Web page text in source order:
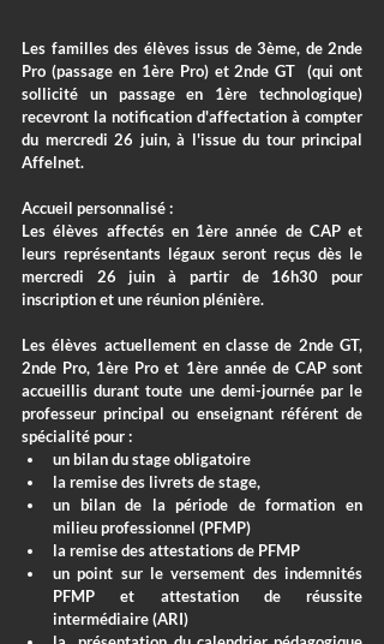
Les familles des élèves issus de 3ème, de 2nde
Pro (passage en 1ère Pro) et 2nde GT  (qui ont
sollicité un passage en 1ère technologique)
recevront la notification d'affectation à compter
du mercredi 26 juin, à l'issue du tour principal
Affelnet.
Accueil personnalisé :
Les élèves affectés en 1ère année de CAP et
leurs représentants légaux seront reçus dès le
mercredi 26 juin à partir de 16h30 pour
inscription et une réunion plénière.
Les élèves actuellement en classe de 2nde GT,
2nde Pro, 1ère Pro et 1ère année de CAP sont
accueillis durant toute une demi-journée par le
professeur principal ou enseignant référent de
spécialité pour :
un bilan du stage obligatoire
la remise des livrets de stage,
un bilan de la période de formation en
milieu professionnel (PFMP)
la remise des attestations de PFMP
un point sur le versement des indemnités
PFMP et attestation de réussite
intermédiaire (ARI)